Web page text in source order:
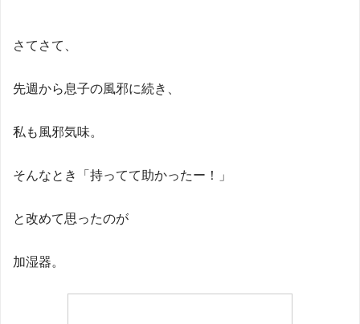
さてさて、
先週から息子の風邪に続き、
私も風邪気味。
そんなとき「持ってて助かったー！」
と改めて思ったのが
加湿器。